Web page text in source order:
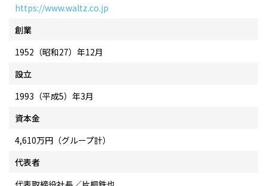
https://www.waltz.co.jp
創業
1952（昭和27）年12月
設立
1993（平成5）年3月
資本金
4,610万円（グループ計）
代表者